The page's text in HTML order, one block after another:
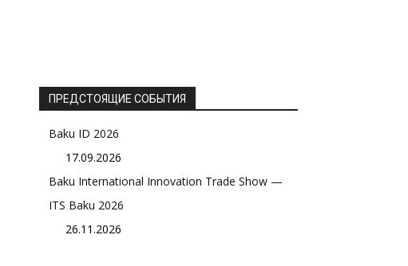
ПРЕДСТОЯЩИЕ СОБЫТИЯ
Baku ID 2026
17.09.2026
Baku International Innovation Trade Show —
ITS Baku 2026
26.11.2026